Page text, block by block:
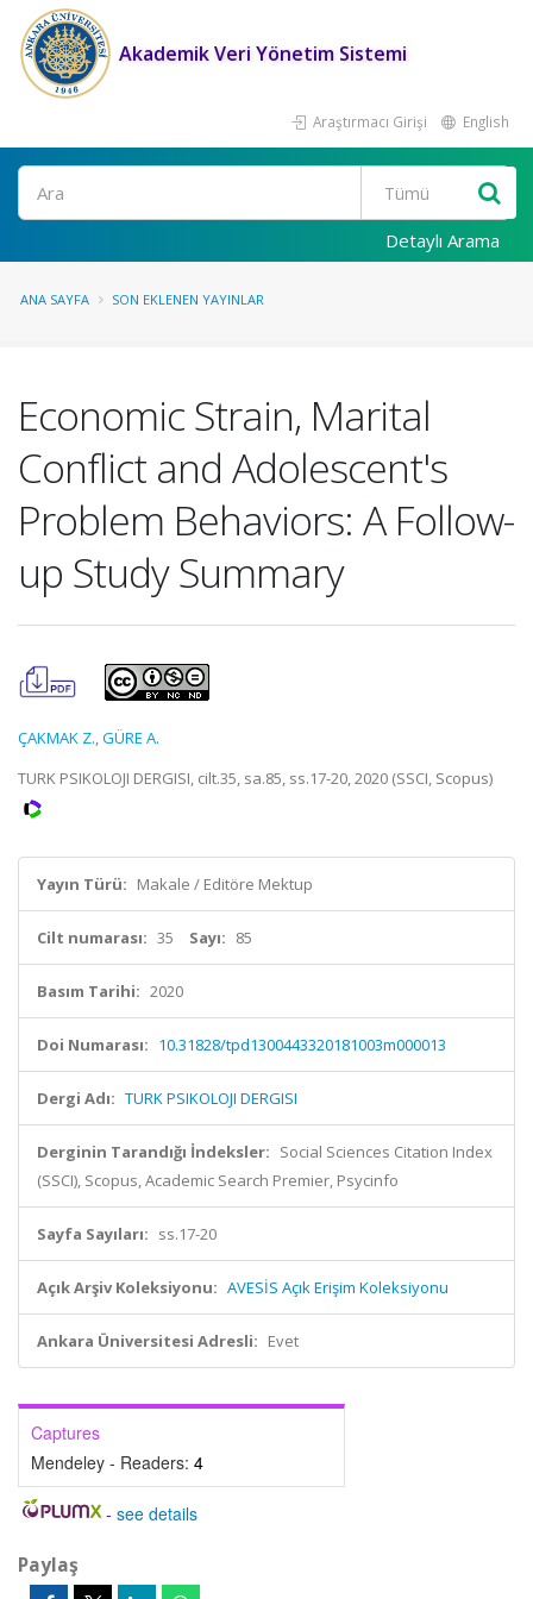
Akademik Veri Yönetim Sistemi
Araştırmacı Girişi English
Ara
Detaylı Arama
ANA SAYFA SON EKLENEN YAYINLAR
Economic Strain, Marital
Conflict and Adolescent's
Problem Behaviors: A Follow-
up Study Summary
ÇAKMAK Z.,GÜRE A.
TURK PSIKOLOJI DERGISI, cilt.35, sa.85, ss.17-20, 2020 (SSCI, Scopus)
Yayın Türü: Makale / Editöre Mektup
Cilt numarası: 35 Sayı: 85
Basım Tarihi: 2020
Doi Numarası: 10.31828/tpd1300443320181003m000013
Dergi Adı: TURK PSIKOLOJI DERGISI
Derginin Tarandığı İndeksler: Social Sciences Citation Index
(SSCI), Scopus, Academic Search Premier, Psycinfo
Sayfa Sayıları: ss.17-20
Açık Arşiv Koleksiyonu: AVESİS Açık Erişim Koleksiyonu
Ankara Üniversitesi Adresli: Evet
Captures
Mendeley - Readers: 4
- see details
Paylaş